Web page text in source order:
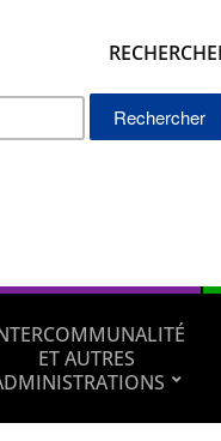
Rechercher :
ET AUTRES